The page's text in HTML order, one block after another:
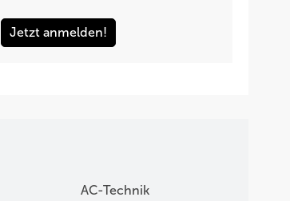
Jetzt anmelden!
AC-Technik